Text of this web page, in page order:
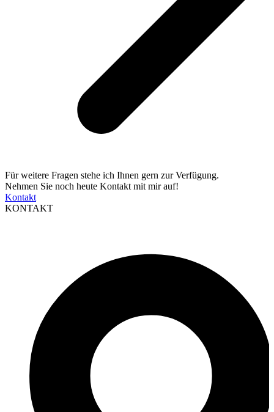
Für weitere Fragen stehe ich Ihnen gern zur Verfügung.
Nehmen Sie noch heute Kontakt mit mir auf!
Kontakt
KONTAKT